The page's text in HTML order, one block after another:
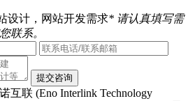
设计，网站开发需求* 请认真填写需
联系。
提交咨询
互联 (Eno Interlink Technology